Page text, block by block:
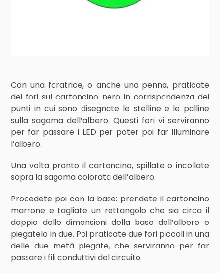
Con una foratrice, o anche una penna, praticate
dei fori sul cartoncino nero in corrispondenza dei
punti in cui sono disegnate le stelline e le palline
sulla sagoma dell’albero. Questi fori vi serviranno
per far passare i LED per poter poi far illuminare
l’albero.
Una volta pronto il cartoncino, spillate o incollate
sopra la sagoma colorata dell’albero.
Procedete poi con la base: prendete il cartoncino
marrone e tagliate un rettangolo che sia circa il
doppio delle dimensioni della base dell’albero e
piegatelo in due. Poi praticate due fori piccoli in una
delle due metà piegate, che serviranno per far
passare i fili conduttivi del circuito.